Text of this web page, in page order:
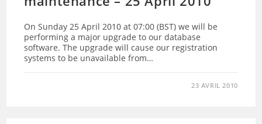
On Sunday 25 April 2010 at 07:00 (BST) we will be
performing a major upgrade to our database
software. The upgrade will cause our registration
systems to be unavailable from…
23 AVRIL 2010